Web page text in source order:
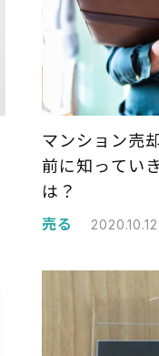
マンション売
前に知ってい
は？
売る 2020.10.12